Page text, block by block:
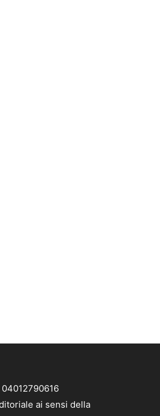
ai sensi della